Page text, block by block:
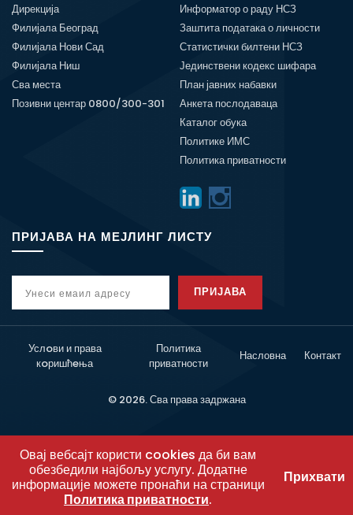
Дирекција
Филијала Београд
Филијала Нови Сад
Филијала Ниш
Сва места
Позивни центар 0800/300-301
Информатор о раду НСЗ
Заштита података о личности
Статистички билтени НСЗ
Јединствени кодекс шифара
План јавних набавки
Анкета послодаваца
Каталог обука
Политике ИМС
Политика приватности
ПРИЈАВА НА МЕЈЛИНГ ЛИСТУ
ПРИЈАВА
Услoви и права
кoришћeња
Политика
приватности
Насловна Контакт
© 2026. Сва права задржана
Овај вебсајт користи cookies да би вам
обезбедили најбољу услугу. Додатне
информације можете пронаћи на страници
Политика приватности.
Прихвати